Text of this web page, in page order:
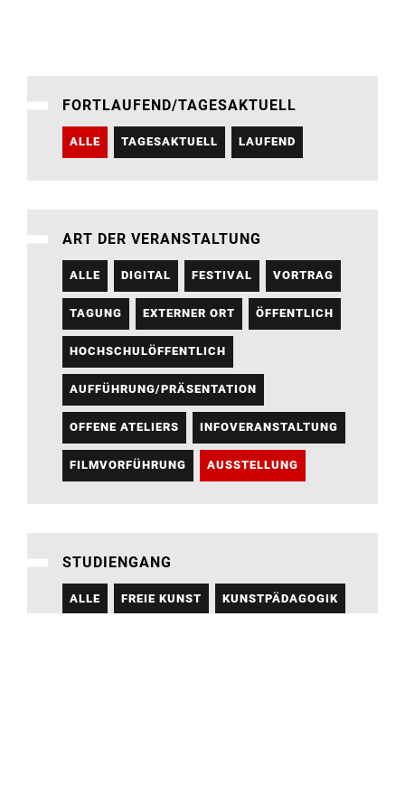
FORTLAUFEND/TAGESAKTUELL
ALLE TAGESAKTUELL LAUFEND
ART DER VERANSTALTUNG
ALLE DIGITAL FESTIVAL VORTRAG
TAGUNG EXTERNER ORT ÖFFENTLICH
HOCHSCHULÖFFENTLICH
AUFFÜHRUNG/PRÄSENTATION
OFFENE ATELIERS INFOVERANSTALTUNG
FILMVORFÜHRUNG AUSSTELLUNG
STUDIENGANG
ALLE FREIE KUNST KUNSTPÄDAGOGIK